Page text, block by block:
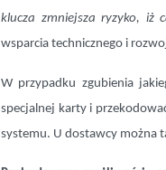
klucza zmniejsza ryzyko, iż
wsparcia technicznego i
W przypadku zgubienia
specjalnej karty i
systemu. U dostawcy można